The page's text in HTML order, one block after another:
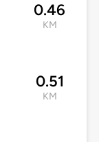
0.46
KM
0.51
KM